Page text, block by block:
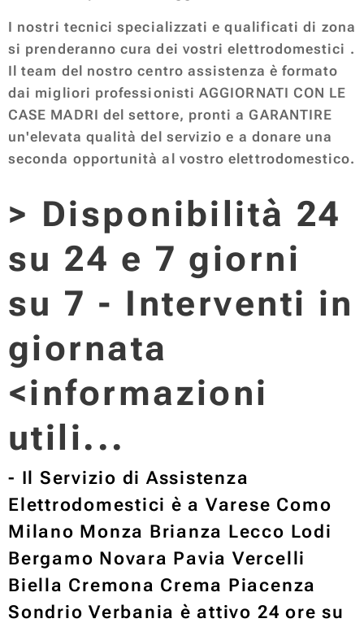
I nostri tecnici specializzati e qualificati di zona
si prenderanno cura dei vostri elettrodomestici .
Il team del nostro centro assistenza è formato
dai migliori professionisti AGGIORNATI CON LE
CASE MADRI del settore, pronti a GARANTIRE
un'elevata qualità del servizio e a donare una
seconda opportunità al vostro elettrodomestico.
​> Disponibilità 24
su 24 e 7 giorni
su 7 - Interventi in
giornata
<informazioni
utili...
- Il Servizio di Assistenza
Elettrodomestici è a Varese Como
Milano Monza Brianza Lecco Lodi
Bergamo Novara Pavia Vercelli
Biella Cremona Crema Piacenza
Sondrio Verbania è attivo 24 ore su